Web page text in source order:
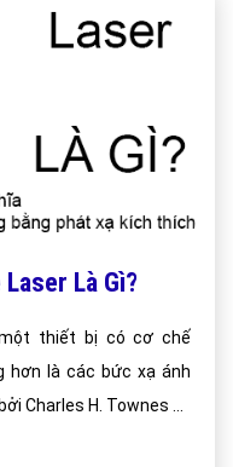
Là Gì?
thiết bị có cơ chế
hơn là các bức xạ ánh
Charles H. Townes và